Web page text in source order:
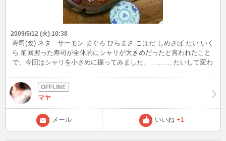
2009/5/12 (火) 10:38
寿司(改) ネタ…サーモン まぐろ ひらまさ こはだ しめさば たい いく
ら 前回握った寿司が全体的にシャリが大きめだったと言われたこと
で、今回はシャリを小さめに握ってみました。 ……… たいして変わ
が上達するまではまだまだ時間が必要です。
マヤ
メール いいね +1